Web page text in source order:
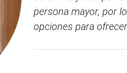
persona mayor, por
opciones para